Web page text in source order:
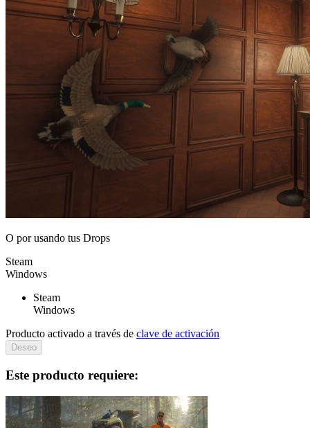
O porusando tus Drops
Steam
Windows
Steam
Windows
Producto activado a través de clave de activación
Deseo
Este producto requiere: